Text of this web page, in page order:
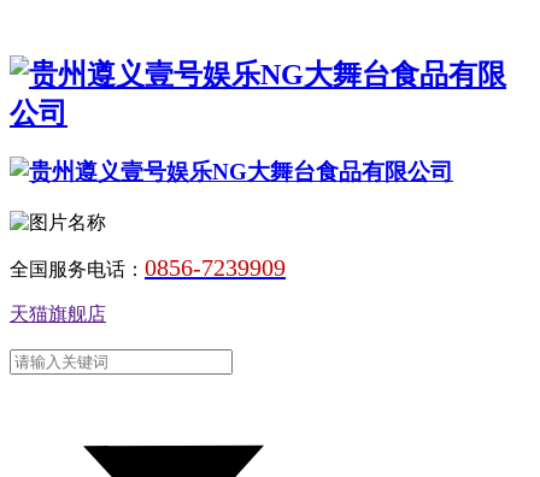
全国服务电话： 0856-7239909
天猫旗舰店